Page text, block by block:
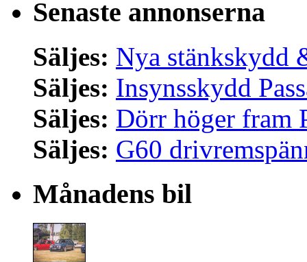
Senaste annonserna
Säljes: Nya stänkskydd
Säljes: Insynsskydd
Säljes: Dörr höger fram
Säljes: G60
Månadens bil